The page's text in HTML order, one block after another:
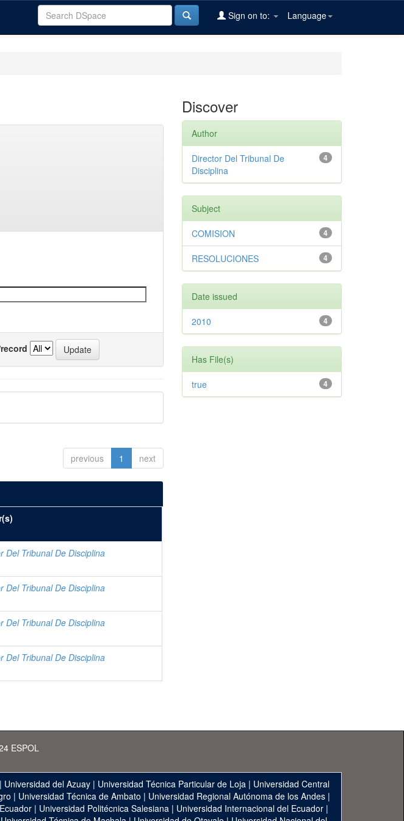
Language
Sign on to:
previous 1 next
Del Tribunal De Disciplina
Del Tribunal De Disciplina
Del Tribunal De Disciplina
Del Tribunal De Disciplina
Discover
Author
4
Director Del Tribunal De
Disciplina
Subject
4
COMISION
4
RESOLUCIONES
Date issued
4
2010
Has File(s)
4
true
ESPOL
| Universidad del Azuay | Universidad Técnica Particular de Loja | Universidad Central
| Universidad Técnica de Ambato | Universidad Regional Autónoma de los Andes|
| Universidad Politécnica Salesiana| Universidad Internacional del Ecuador|